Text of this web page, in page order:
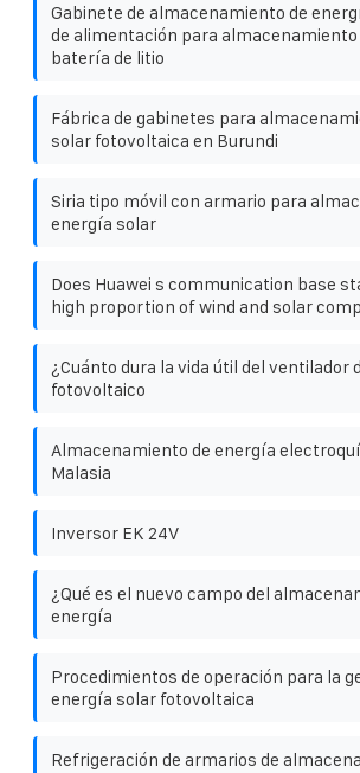
Gabinete de almacenamiento de
de alimentación para almacenamiento
batería de litio
Fábrica de gabinetes para
solar fotovoltaica en Burundi
Siria tipo móvil con armario para
energía solar
Does Huawei s communication base
high proportion of wind and solar
¿Cuánto dura la vida útil del ventilador
fotovoltaico
Almacenamiento de energía
Malasia
Inversor EK 24V
¿Qué es el nuevo campo del
energía
Procedimientos de operación para la
energía solar fotovoltaica
Refrigeración de armarios de